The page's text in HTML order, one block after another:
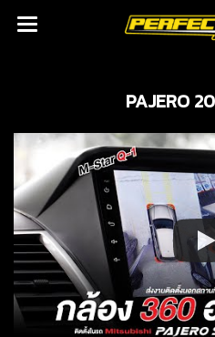
PAJERO